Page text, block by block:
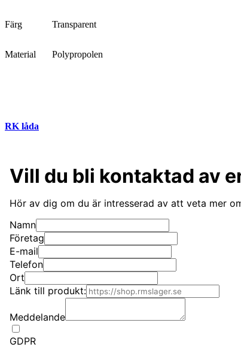
Färg Transparent
Material Polypropolen
RK låda